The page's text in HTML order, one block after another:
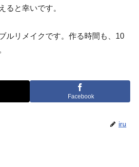
ると幸いです。
ルリメイクです。作る時間も、10
Facebook
iru